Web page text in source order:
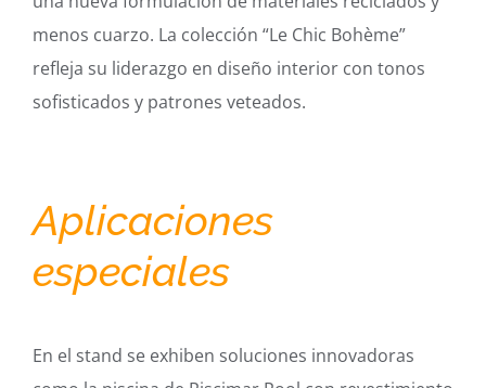
menos cuarzo. La colección “Le Chic Bohème”
refleja su liderazgo en diseño interior con tonos
sofisticados y patrones veteados.
Aplicaciones
especiales
En el stand se exhiben soluciones innovadoras